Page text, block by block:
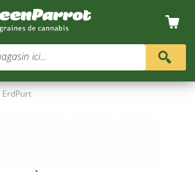
ici...
ErdPurt